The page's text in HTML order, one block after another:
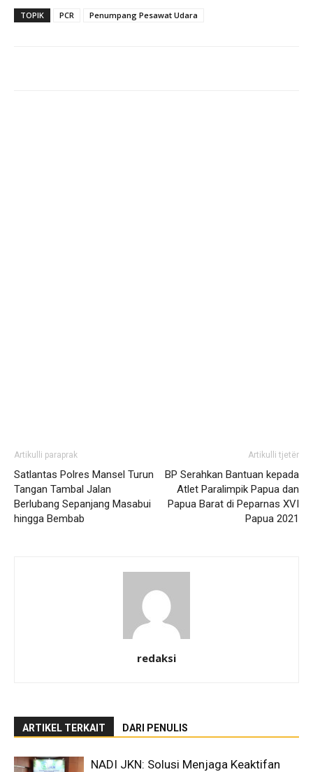
TOPIK PCR Penumpang Pesawat Udara
Artikulli paraprak
Satlantas Polres Mansel Turun
Tangan Tambal Jalan
Berlubang Sepanjang Masabui
hingga Bembab
Artikulli tjetër
BP Serahkan Bantuan kepada
Atlet Paralimpik Papua dan
Papua Barat di Peparnas XVI
Papua 2021
redaksi
ARTIKEL TERKAIT DARI PENULIS
NADI JKN: Solusi Menjaga Keaktifan